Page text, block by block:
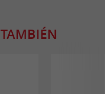
TAMBIÉN